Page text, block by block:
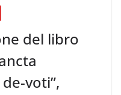
del libro
voti”,